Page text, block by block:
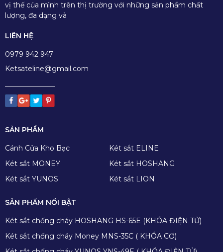
vị thế của mình trên thị trường với những sản phẩm chất
lượng, đa dạng và
LIÊN HỆ
0979 942 947
Ketsateline@gmail.com
SẢN PHẨM
Cánh Cửa Kho Bạc
Két sắt ELINE
Két sắt MONEY
Két sắt HOSHANG
Két sắt YUNOS
Két sắt LION
SẢN PHẨM NỔI BẬT
Két sắt chống cháy HOSHANG HS-65E (KHÓA ĐIỆN TỬ)
Két sắt chống cháy Money MNS-35C ( KHÓA CƠ)